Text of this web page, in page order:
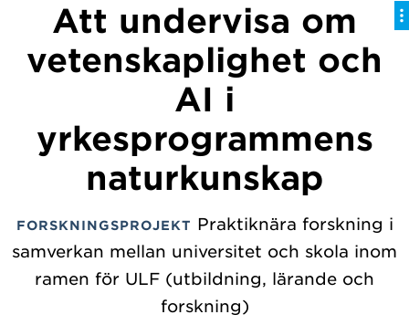
Att undervisa om
vetenskaplighet och
AI i
yrkesprogrammens
naturkunskap
FORSKNINGSPROJEKT Praktiknära forskning i
samverkan mellan universitet och skola inom
ramen för ULF (utbildning, lärande och
forskning)